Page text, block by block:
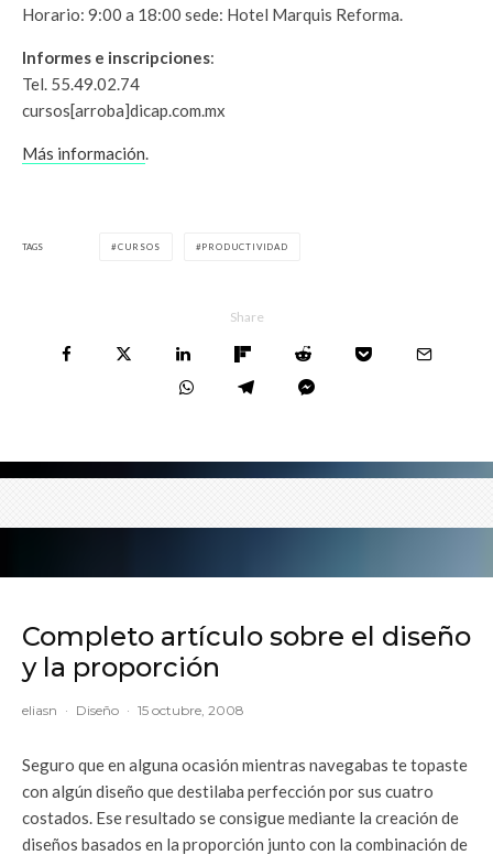
Horario: 9:00 a 18:00 sede: Hotel Marquis Reforma.
Informes e inscripciones:
Tel. 55.49.02.74
cursos[arroba]dicap.com.mx
Más información.
TAGS CURSOS PRODUCTIVIDAD
Share
Completo artículo sobre el diseño
y la proporción
eliasn · Diseño · 15 octubre, 2008
Seguro que en alguna ocasión mientras navegabas te topaste
con algún diseño que destilaba perfección por sus cuatro
costados. Ese resultado se consigue mediante la creación de
diseños basados en la proporción junto con la combinación de